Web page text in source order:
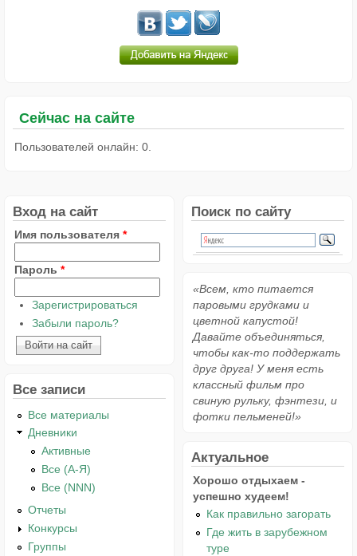
Сейчас на сайте
Пользователей онлайн: 0.
Вход на сайт
Имя пользователя *
Пароль *
Зарегистрироваться
Забыли пароль?
Все записи
Все материалы
Дневники
Активные
Все (А-Я)
Все (NNN)
Отчеты
Конкурсы
Группы
Поиск по сайту
«Всем, кто питается
паровыми грудками и
цветной капустой!
Давайте объединяться,
чтобы как-то поддержать
друг друга! У меня есть
классный фильм про
свиную рульку, фэнтези, и
фотки пельменей!»
Актуальное
Хорошо отдыхаем -
успешно худеем!
Как правильно загорать
Где жить в зарубежном
туре